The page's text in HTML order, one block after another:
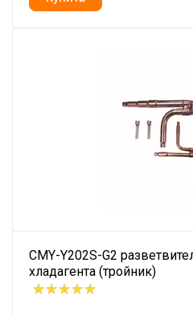
CMY-Y202S-G2
хладагента (тройник)